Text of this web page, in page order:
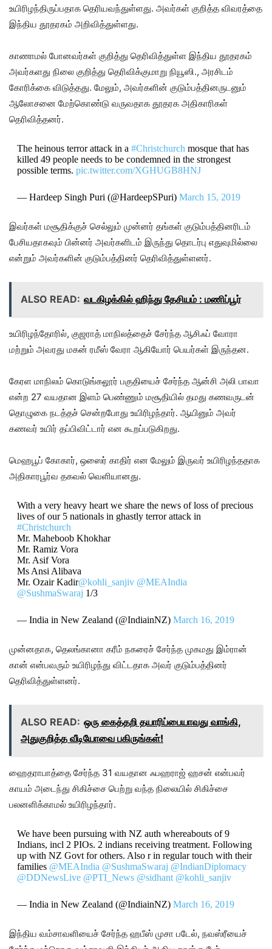
உயிரிழந்திருப்பதாக தெரியவந்துள்ளது. அவர்கள் குறித்த விவரத்தை
இந்திய தூதரகம் அறிவித்துள்ளது.
காணாமல் போனவர்கள் குறித்து தெரிவித்துள்ள இந்திய தூதரகம்
அவர்களது நிலை குறித்து தெரிவிக்குமாறு நியூஸி., அரசிடம்
கோரிக்கை விடுத்தது. மேலும், அவர்களின் குடும்பத்தினருடனும்
ஆலோசனை மேற்கொண்டு வருவதாக தூதரக அதிகாரிகள்
தெரிவித்தனர்.
The heinous terror attack in a #Christchurch mosque that has
killed 49 people needs to be condemned in the strongest
possible terms. pic.twitter.com/XGHUGB8HNJ
— Hardeep Singh Puri (@HardeepSPuri) March 15, 2019
இவர்கள் மசூதிக்குச் செல்லும் முன்னர் தங்கள் குடும்பத்தினரிடம்
பேசியதாகவும் பின்னர் அவர்களிடம் இருந்து தொடர்பு எதுவுமில்லை
என்றும் அவர்களின் குடும்பத்தினர் தெரிவித்துள்ளனர்.
ALSO READ: வடகிழக்கில் ஹிந்து தேசியம் : மணிப்பூர்
உயிரிழந்தோரில், குஜராத் மாநிலத்தைச் சேர்ந்த ஆசிஃப் வோரா
மற்றும் அவரது மகன் ரமீஸ் வேரா ஆகியோர் பெயர்கள் இருந்தன.
கேரள மாநிலம் கொடுங்கலூர் பகுதியைச் சேர்ந்த ஆன்சி அலி பாவா
என்ற 27 வயதான இளம் பெண்ணும் மசூதியில் தமது கணவருடன்
தொழுகை நடத்தச் சென்றபோது உயிரிழந்தார். ஆயினும் அவர்
கணவர் உயிர் தப்பிவிட்டார் என கூறப்படுகிறது.
மெஹபூப் கோகார், ஒஸைர் காதிர் என மேலும் இருவர் உயிரிழந்ததாக
அதிகாரபூர்வ தகவல் வெளியானது.
With a very heavy heart we share the news of loss of precious
lives of our 5 nationals in ghastly terror attack in
#Christchurch
Mr. Maheboob Khokhar
Mr. Ramiz Vora
Mr. Asif Vora
Ms Ansi Alibava
Mr. Ozair Kadir@kohli_sanjiv @MEAIndia
@SushmaSwaraj 1/3
— India in New Zealand (@IndiainNZ) March 16, 2019
முன்னதாக, தெலங்கானா கரீம் நகரைச் சேர்ந்த முகமது இம்ரான்
கான் என்பவரும் உயிரிழந்து விட்டதாக அவர் குடும்பத்தினர்
தெரிவித்துள்ளனர்.
ALSO READ: ஒரு கைத்தறி தயாரிப்பையாவது வாங்கி,
அதுகுறித்த வீடியோவை பகிருங்கள்!
ஹைதராபாத்தை சேர்ந்த 31 வயதான ஃபஹராஜ் ஹசன் என்பவர்
காயம் அடைந்து சிகிச்சை பெற்று வந்த நிலையில் சிகிச்சை
பலனளிக்காமல் உயிரிழந்தார்.
We have been pursuing with NZ auth whereabouts of 9
Indians, incl 2 PIOs. 2 indians receiving treatment. Following
up with NZ Govt for others. Also r in regular touch with their
families @MEAIndia @SushmaSwaraj @IndianDiplomacy
@DDNewsLive @PTI_News @sidhant @kohli_sanjiv
— India in New Zealand (@IndiainNZ) March 16, 2019
இந்திய வம்சாவளியைச் சேர்ந்த ஹபீஸ் முசா படேல், நவஸ்ரீயைச்